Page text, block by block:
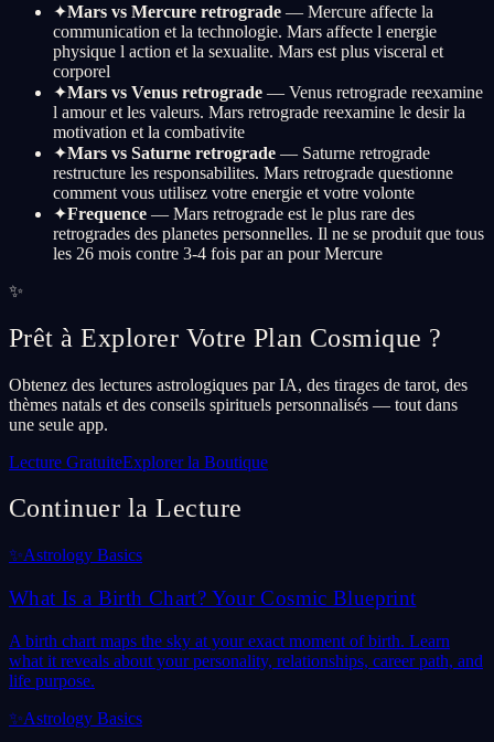
✦Mars vs Mercure retrograde — Mercure affecte la
communication et la technologie. Mars affecte l energie
physique l action et la sexualite. Mars est plus visceral et
corporel
✦Mars vs Venus retrograde — Venus retrograde reexamine
l amour et les valeurs. Mars retrograde reexamine le desir la
motivation et la combativite
✦Mars vs Saturne retrograde — Saturne retrograde
restructure les responsabilites. Mars retrograde questionne
comment vous utilisez votre energie et votre volonte
✦Frequence — Mars retrograde est le plus rare des
retrogrades des planetes personnelles. Il ne se produit que tous
les 26 mois contre 3-4 fois par an pour Mercure
✨
Prêt à Explorer Votre Plan Cosmique ?
Obtenez des lectures astrologiques par IA, des tirages de tarot, des
thèmes natals et des conseils spirituels personnalisés — tout dans
une seule app.
Lecture GratuiteExplorer la Boutique
Continuer la Lecture
✨Astrology Basics
What Is a Birth Chart? Your Cosmic Blueprint
A birth chart maps the sky at your exact moment of birth. Learn
what it reveals about your personality, relationships, career path, and
life purpose.
✨Astrology Basics